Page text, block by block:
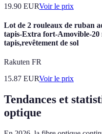
19.90 EURVoir le prix
Lot de 2 rouleaux de ruban
tapis-Extra fort-Amovible-20
tapis,revêtement de sol
Rakuten FR
15.87 EURVoir le prix
Tendances et
optique